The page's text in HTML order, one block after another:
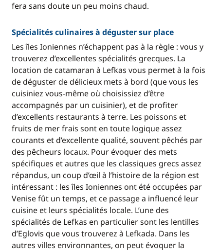
fera sans doute un peu moins chaud.
Spécialités culinaires à déguster sur place
Les îles Ioniennes n’échappent pas à la règle : vous y
trouverez d’excellentes spécialités grecques. La
location de catamaran à Lefkas vous permet à la fois
de déguster de délicieux mets à bord (que vous les
cuisiniez vous-même où choisissiez d’être
accompagnés par un cuisinier), et de profiter
d’excellents restaurants à terre. Les poissons et
fruits de mer frais sont en toute logique assez
courants et d’excellente qualité, souvent pêchés par
des pêcheurs locaux. Pour évoquer des mets
spécifiques et autres que les classiques grecs assez
répandus, un coup d’œil à l’histoire de la région est
intéressant : les îles Ioniennes ont été occupées par
Venise fût un temps, et ce passage a influencé leur
cuisine et leurs spécialités locale. L’une des
spécialités de Lefkas en particulier sont les lentilles
d’Eglovis que vous trouverez à Lefkada. Dans les
autres villes environnantes, on peut évoquer la